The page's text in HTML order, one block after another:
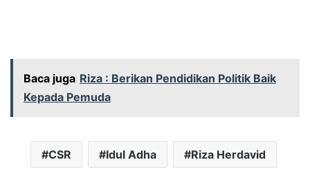
Baca juga Riza : Berikan Pendidikan Politik Baik
Kepada Pemuda
CSR Idul Adha Riza Herdavid